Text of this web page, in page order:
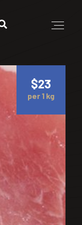
$23
per 1 kg